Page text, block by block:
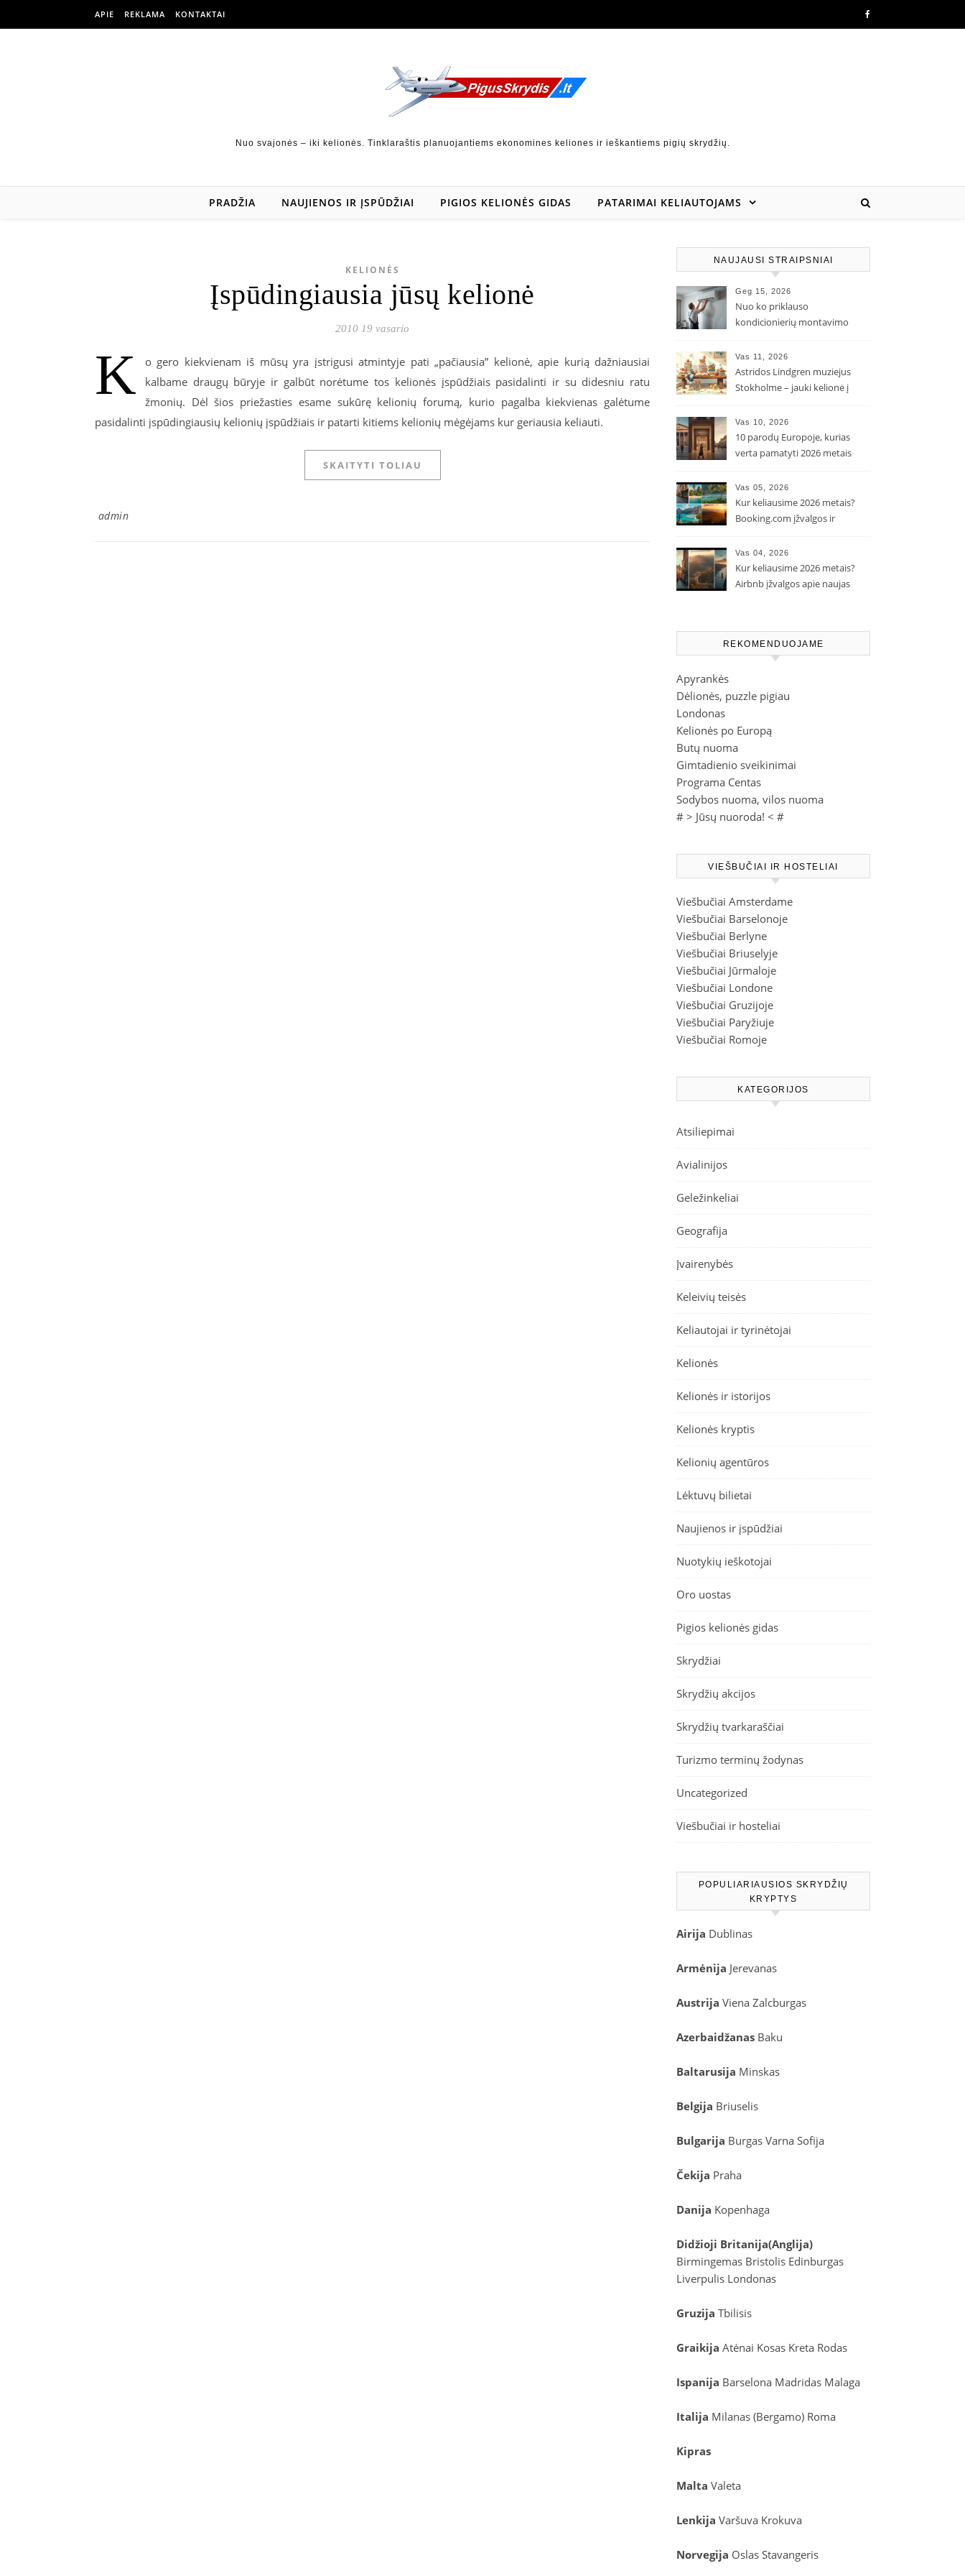
APIE REKLAMA KONTAKTAI
Nuo svajonės – iki kelionės. Tinklaraštis planuojantiems ekonomines keliones ir ieškantiems pigių skrydžių.
PRADŽIA NAUJIENOS IR ĮSPŪDŽIAI PIGIOS KELIONĖS GIDAS PATARIMAI KELIAUTOJAMS
KELIONĖS
Įspūdingiausia jūsų kelionė
2010 19 vasario
K
o gero kiekvienam iš mūsų yra įstrigusi atmintyje pati „pačiausia” kelionė, apie kurią dažniausiai
kalbame draugų būryje ir galbūt norėtume tos kelionės įspūdžiais pasidalinti ir su didesniu ratu
žmonių. Dėl šios priežasties esame sukūrę kelionių forumą, kurio pagalba kiekvienas galėtume
pasidalinti įspūdingiausių kelionių įspūdžiais ir patarti kitiems kelionių mėgėjams kur geriausia keliauti.
SKAITYTI TOLIAU
admin
NAUJAUSI STRAIPSNIAI
Geg 15, 2026
Nuo ko priklauso
kondicionierių montavimo
Vas 11, 2026
Astridos Lindgren muziejus
Stokholme – jauki kelionė į
Vas 10, 2026
10 parodų Europoje, kurias
verta pamatyti 2026 metais
Vas 05, 2026
Kur keliausime 2026 metais?
Booking.com įžvalgos ir
Vas 04, 2026
Kur keliausime 2026 metais?
Airbnb įžvalgos apie naujas
REKOMENDUOJAME
Apyrankės
Dėlionės, puzzle pigiau
Londonas
Kelionės po Europą
Butų nuoma
Gimtadienio sveikinimai
Programa Centas
Sodybos nuoma, vilos nuoma
# > Jūsų nuoroda! < #
VIEŠBUČIAI IR HOSTELIAI
Viešbučiai Amsterdame
Viešbučiai Barselonoje
Viešbučiai Berlyne
Viešbučiai Briuselyje
Viešbučiai Jūrmaloje
Viešbučiai Londone
Viešbučiai Gruzijoje
Viešbučiai Paryžiuje
Viešbučiai Romoje
KATEGORIJOS
Atsiliepimai
Avialinijos
Geležinkeliai
Geografija
Įvairenybės
Keleivių teisės
Keliautojai ir tyrinėtojai
Kelionės
Kelionės ir istorijos
Kelionės kryptis
Kelionių agentūros
Lėktuvų bilietai
Naujienos ir įspūdžiai
Nuotykių ieškotojai
Oro uostas
Pigios kelionės gidas
Skrydžiai
Skrydžių akcijos
Skrydžių tvarkaraščiai
Turizmo terminų žodynas
Uncategorized
Viešbučiai ir hosteliai
POPULIARIAUSIOS SKRYDŽIŲ
KRYPTYS
Airija Dublinas
Armėnija Jerevanas
Austrija Viena Zalcburgas
Azerbaidžanas Baku
Baltarusija Minskas
Belgija Briuselis
Bulgarija Burgas Varna Sofija
Čekija Praha
Danija Kopenhaga
Didžioji Britanija(Anglija)
Birmingemas Bristolis Edinburgas
Liverpulis Londonas
Gruzija Tbilisis
Graikija Atėnai Kosas Kreta Rodas
Ispanija Barselona Madridas Malaga
Italija Milanas (Bergamo) Roma
Kipras
Malta Valeta
Lenkija Varšuva Krokuva
Norvegija Oslas Stavangeris